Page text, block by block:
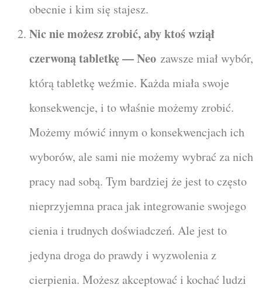
obecnie i kim się stajesz.
Nic nie możesz zrobić, aby ktoś wziął
czerwoną tabletkę — Neo zawsze miał wybór,
którą tabletkę weźmie. Każda miała swoje
konsekwencje, i to właśnie możemy zrobić.
Możemy mówić innym o konsekwencjach ich
wyborów, ale sami nie możemy wybrać za nich
pracy nad sobą. Tym bardziej że jest to często
nieprzyjemna praca jak integrowanie swojego
cienia i trudnych doświadczeń. Ale jest to
jedyna droga do prawdy i wyzwolenia z
cierpienia. Możesz akceptować i kochać ludzi